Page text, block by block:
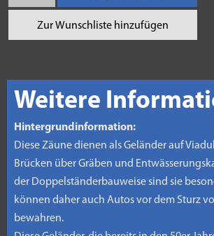
Zur Wunschliste hinzufügen
Weitere
Hintergrundinformation:
Diese Zäune dienen als Geländer auf
Brücken über Gräben und
der Doppelständerbauweise sind sie
können daher auch Autos vor dem Sturz
bewahren.